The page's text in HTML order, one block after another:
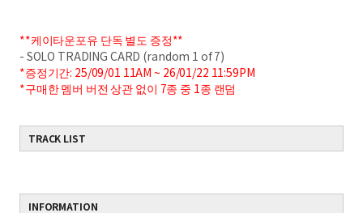
**케이타운포유 단독 별도 증정**
- SOLO TRADING CARD (random 1 of 7)
*증정기간: 25/09/01 11AM ~ 26/01/22 11:59PM
*구매한 멤버 버전 상관 없이 7종 중 1종 랜덤
TRACK LIST
INFORMATION